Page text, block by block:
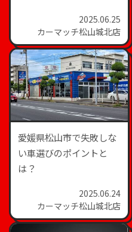
2025.06.25
カーマッチ松山城北店
愛媛県松山市で失敗しな
い車選びのポイントと
は？
2025.06.24
カーマッチ松山城北店